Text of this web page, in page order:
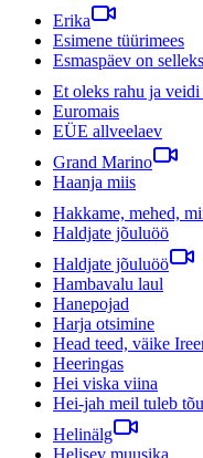
Erika
Esimene tüürimees
Esmaspäev on
Et oleks rahu ja veidi
Euromais
EÜE allveelaev
Grand Marino
Haanja miis
Hakkame, mehed,
Haldjate jõuluöö
Haldjate jõuluöö
Hambavalu laul
Hanepojad
Harja otsimine
Head teed, väike
Heeringas
Hei viska viina
Hei-jah meil tuleb
Helinälg
Helisev muusika